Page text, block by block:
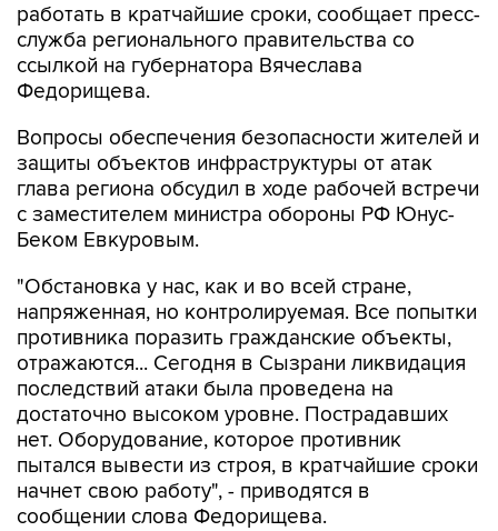
работать в кратчайшие сроки, сообщает пресс-
служба регионального правительства со
ссылкой на губернатора Вячеслава
Федорищева.
Вопросы обеспечения безопасности жителей и
защиты объектов инфраструктуры от атак
глава региона обсудил в ходе рабочей встречи
с заместителем министра обороны РФ Юнус-
Беком Евкуровым.
"Обстановка у нас, как и во всей стране,
напряженная, но контролируемая. Все попытки
противника поразить гражданские объекты,
отражаются... Сегодня в Сызрани ликвидация
последствий атаки была проведена на
достаточно высоком уровне. Пострадавших
нет. Оборудование, которое противник
пытался вывести из строя, в кратчайшие сроки
начнет свою работу", - приводятся в
сообщении слова Федорищева.